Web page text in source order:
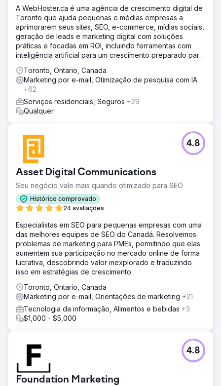
A WebHoster.ca é uma agência de crescimento digital de
Toronto que ajuda pequenas e médias empresas a
aprimorarem seus sites, SEO, e-commerce, mídias sociais,
geração de leads e marketing digital com soluções
práticas e focadas em ROI, incluindo ferramentas com
inteligência artificial para um crescimento preparado para
Toronto, Ontario, Canada
Marketing por e-mail, Otimização de pesquisa com IA
+62
Serviços residenciais, Seguros +29
Qualquer
Asset Digital Communications
Seu negócio vale mais quando otimizado para SEO
Histórico comprovado
24 avaliações
4.8
Especialistas em SEO para pequenas empresas com uma
das melhores equipes de SEO do Canadá. Resolvemos
problemas de marketing para PMEs, permitindo que elas
aumentem sua participação no mercado online de forma
lucrativa, descobrindo valor inexplorado e traduzindo
isso em estratégias de crescimento.
Toronto, Ontario, Canada
Marketing por e-mail, Orientações de marketing +21
Tecnologia da informação, Alimentos e bebidas +3
$1,000 - $5,000
Foundation Marketing
4.8